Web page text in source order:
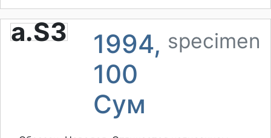
a.S3
1994,
100
Сум
specimen